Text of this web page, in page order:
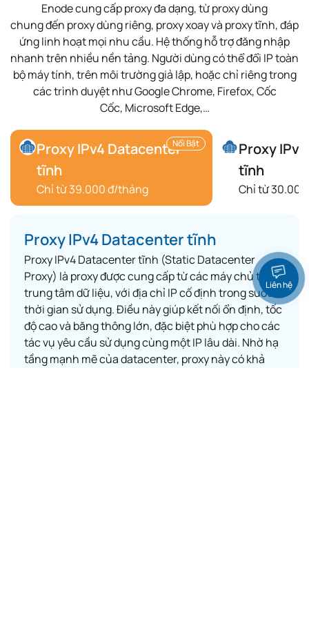
Enode cung cấp proxy đa dạng, từproxy dùng
chungđến proxy dùng riêng, proxy xoayvà proxy tĩnh, đáp
ứng linh hoạt mọi nhu cầu. Hệ thống hỗ trợđăng nhập
nhanhtrên nhiều nền tảng. Người dùng có thểđổi IP toàn
bộ máy tính, trên môi trườnggiả lập, hoặc chỉ riêng trong
các trình duyệt nhưGoogle Chrome, Firefox,Cốc
Cốc, Microsoft Edge,…
Nổi Bật
Proxy IPv4 Datacenter
tĩnh
Chỉ từ 39.000 đ/tháng
Proxy
tĩnh
Chỉ từ
Proxy IPv4 Datacenter tĩnh
Proxy IPv4 Datacenter tĩnh (Static Datacenter
Proxy) là proxy được cung cấp từ các máy chủ tại
trung tâm dữ liệu, với địa chỉ IP cố định trong suốt
thời gian sử dụng. Điều này giúp kết nối ổn định, tốc
độ cao và băng thông lớn, đặc biệt phù hợp cho các
tác vụ yêu cầu sử dụng cùng một IP lâu dài. Nhờ hạ
tầng mạnh mẽ của datacenter, proxy này có khả
Liên hệ